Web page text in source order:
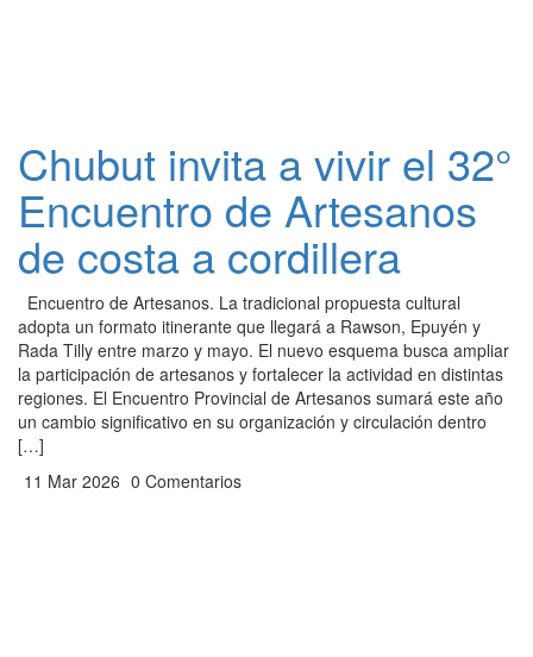
Chubut invita a vivir el 32°
Encuentro de Artesanos
de costa a cordillera
Encuentro de Artesanos. La tradicional propuesta cultural
adopta un formato itinerante que llegará a Rawson, Epuyén y
Rada Tilly entre marzo y mayo. El nuevo esquema busca ampliar
la participación de artesanos y fortalecer la actividad en distintas
regiones. El Encuentro Provincial de Artesanos sumará este año
un cambio significativo en su organización y circulación dentro
[…]
11 Mar 2026 0 Comentarios